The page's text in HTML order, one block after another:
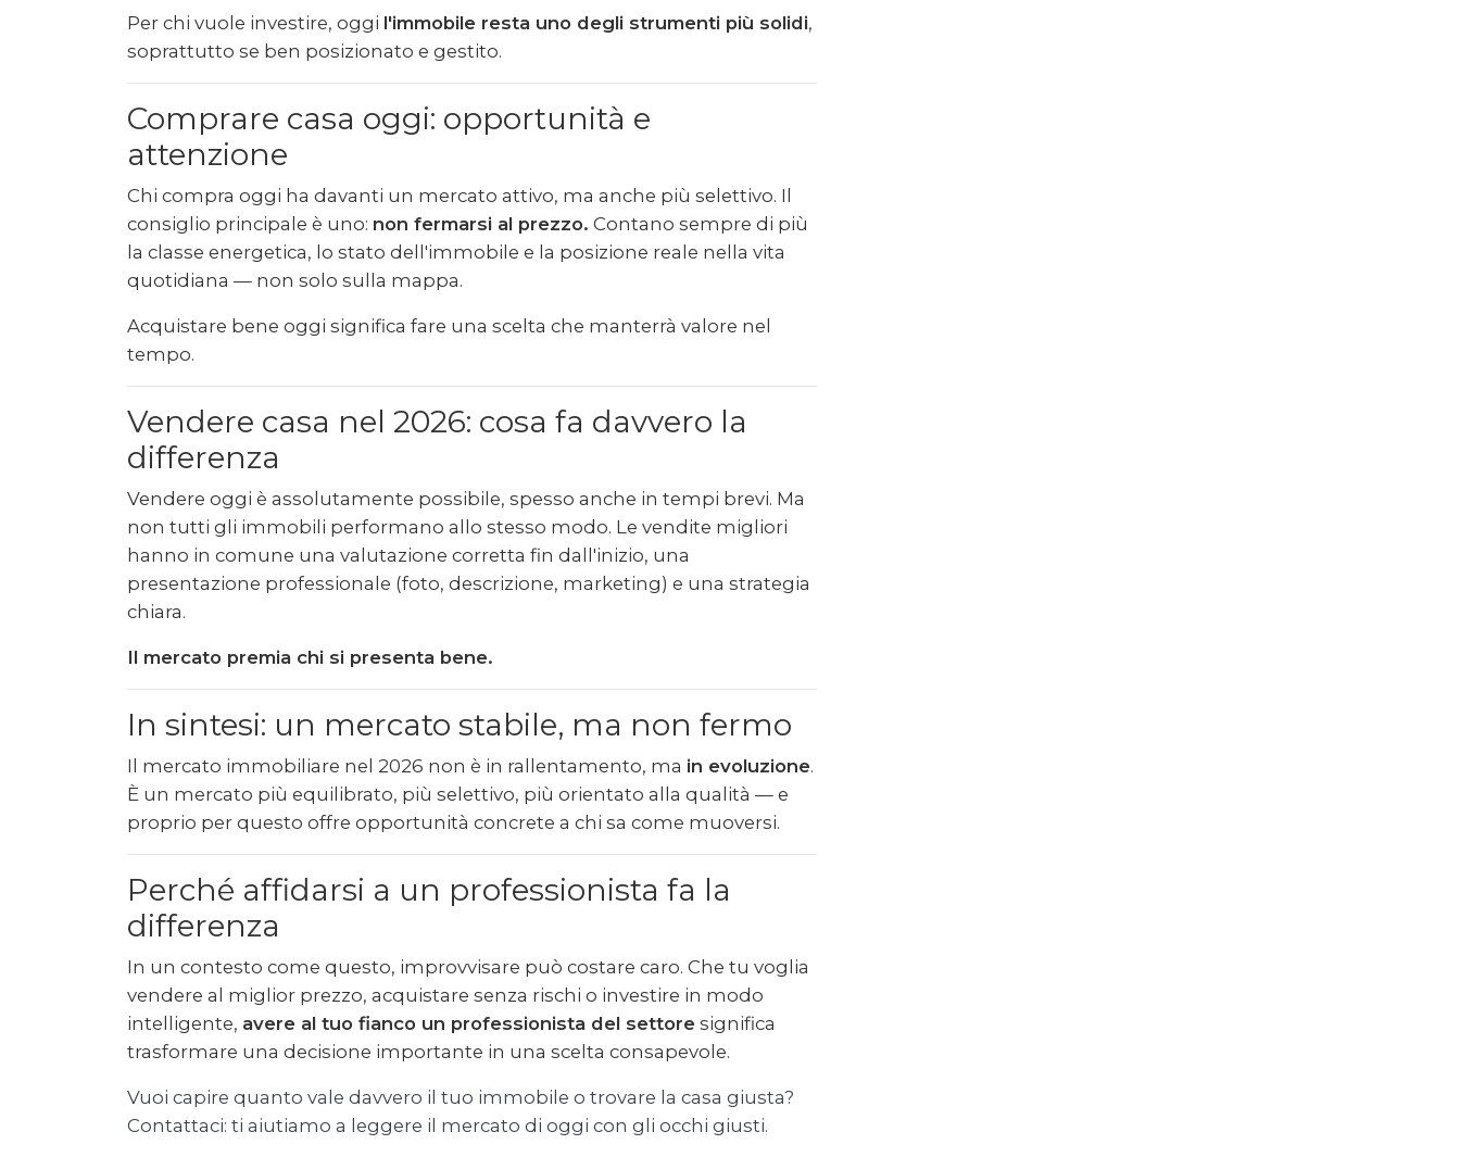
Per chi vuole investire, oggi l'immobile resta uno degli strumenti più solidi,
soprattutto se ben posizionato e gestito.
Comprare casa oggi: opportunità e
attenzione
Chi compra oggi ha davanti un mercato attivo, ma anche più selettivo. Il
consiglio principale è uno: non fermarsi al prezzo. Contano sempre di più
la classe energetica, lo stato dell'immobile e la posizione reale nella vita
quotidiana — non solo sulla mappa.
Acquistare bene oggi significa fare una scelta che manterrà valore nel
tempo.
Vendere casa nel 2026: cosa fa davvero la
differenza
Vendere oggi è assolutamente possibile, spesso anche in tempi brevi. Ma
non tutti gli immobili performano allo stesso modo. Le vendite migliori
hanno in comune una valutazione corretta fin dall'inizio, una
presentazione professionale (foto, descrizione, marketing) e una strategia
chiara.
Il mercato premia chi si presenta bene.
In sintesi: un mercato stabile, ma non fermo
Il mercato immobiliare nel 2026 non è in rallentamento, ma in evoluzione.
È un mercato più equilibrato, più selettivo, più orientato alla qualità — e
proprio per questo offre opportunità concrete a chi sa come muoversi.
Perché affidarsi a un professionista fa la
differenza
In un contesto come questo, improvvisare può costare caro. Che tu voglia
vendere al miglior prezzo, acquistare senza rischi o investire in modo
intelligente, avere al tuo fianco un professionista del settore significa
trasformare una decisione importante in una scelta consapevole.
Vuoi capire quanto vale davvero il tuo immobile o trovare la casa giusta?
Contattaci: ti aiutiamo a leggere il mercato di oggi con gli occhi giusti.